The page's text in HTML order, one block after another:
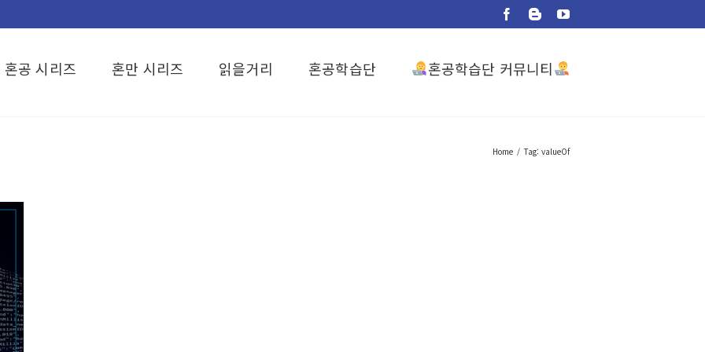
Facebook
BloggerYouTube
혼공 시리즈 혼만 시리즈 읽을거리 혼공학습단 혼공학습단 커뮤니티
Home / Tag: valueOf